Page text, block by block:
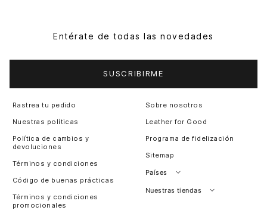
Entérate de todas las novedades
SUSCRIBIRME
Rastrea tu pedido
Nuestras políticas
Política de cambios y
devoluciones
Términos y condiciones
Código de buenas prácticas
Términos y condiciones
promocionales
Sobre nosotros
Leather for Good
Programa de fidelización
Sitemap
Países
Perú
Nuestras tiendas